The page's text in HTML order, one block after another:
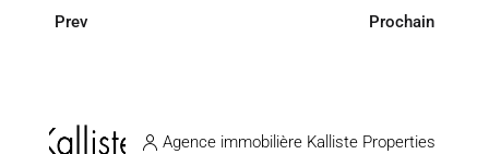
Prev Prochain
Agence immobilière Kalliste Properties